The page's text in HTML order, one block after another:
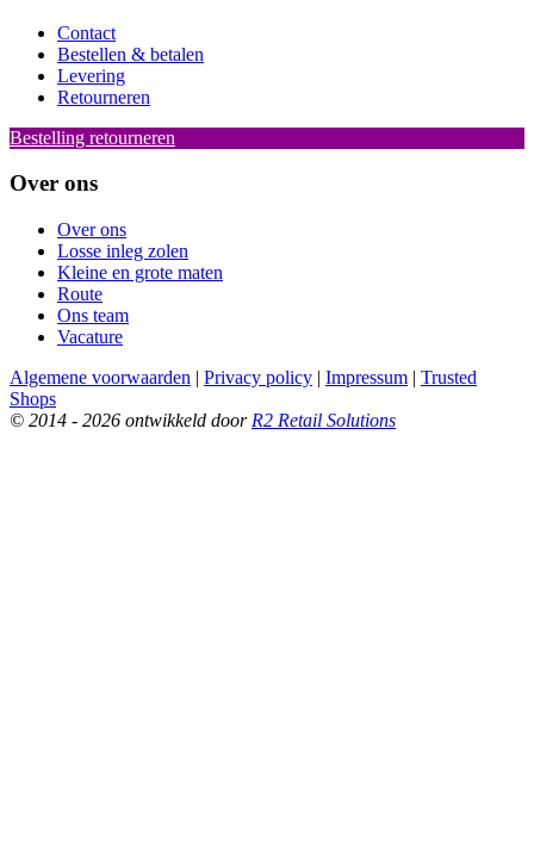
Contact
Bestellen & betalen
Levering
Retourneren
Bestelling retourneren
Over ons
Over ons
Losse inleg zolen
Kleine en grote maten
Route
Ons team
Vacature
Algemene voorwaarden | Privacy policy | Impressum | Trusted
Shops
© 2014 - 2026 ontwikkeld door R2 Retail Solutions